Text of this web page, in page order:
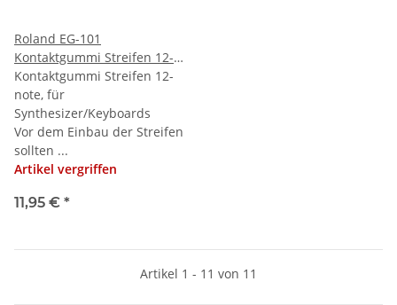
Roland EG-101
Kontaktgummi Streifen 12-
note
Kontaktgummi Streifen 12-
note, für
Synthesizer/Keyboards
Vor dem Einbau der Streifen
sollten ...
Artikel vergriffen
11,95 € *
Artikel 1 - 11 von 11